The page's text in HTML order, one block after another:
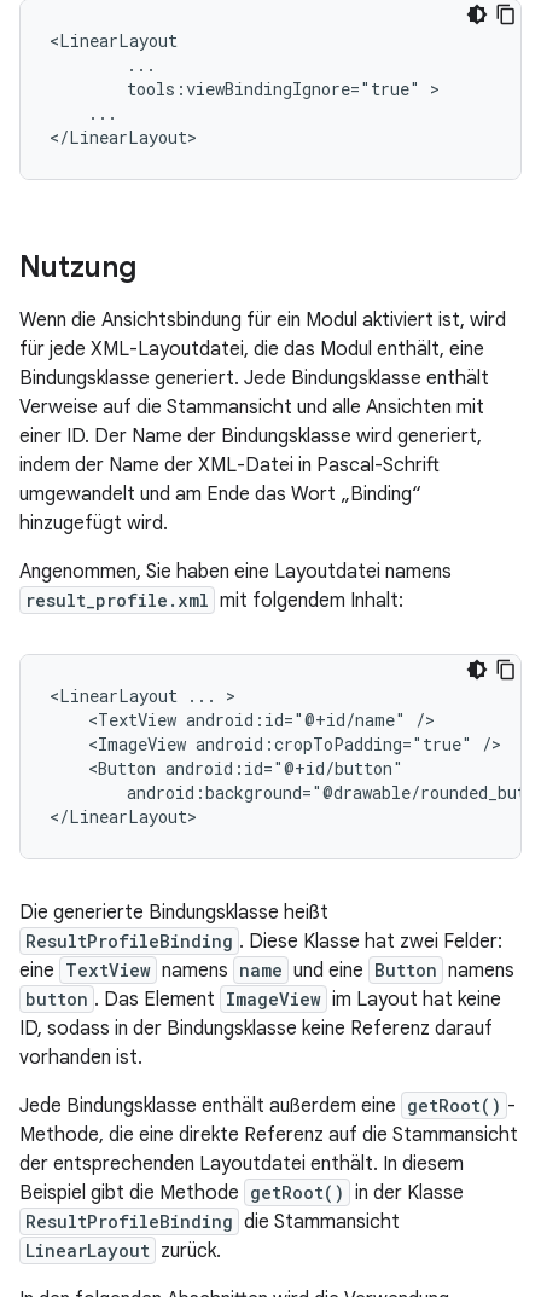
tools:viewBindingIgnore="true"
...
Nutzung
Wenn die Ansichtsbindung für ein Modul aktiviert ist, wird
für jede XML-Layoutdatei, die das Modul enthält, eine
Bindungsklasse generiert. Jede Bindungsklasse enthält
Verweise auf die Stammansicht und alle Ansichten mit
einer ID. Der Name der Bindungsklasse wird generiert,
indem der Name der XML-Datei in Pascal-Schrift
umgewandelt und am Ende das Wort „Binding“
hinzugefügt wird.
Angenommen, Sie haben eine Layoutdatei namens
result_profile.xml mit folgendem Inhalt:
<LinearLayout ...
<TextView android:id="@+id/name"
<ImageView android:cropToPadding="true"
<Button
android:background="@drawable/
Die generierte Bindungsklasse heißt
ResultProfileBinding . Diese Klasse hat zwei Felder:
eine TextView namens name und eine Button namens
button . Das Element ImageView im Layout hat keine
ID, sodass in der Bindungsklasse keine Referenz darauf
vorhanden ist.
Jede Bindungsklasse enthält außerdem eine getRoot() -
Methode, die eine direkte Referenz auf die Stammansicht
der entsprechenden Layoutdatei enthält. In diesem
Beispiel gibt die Methode getRoot() in der Klasse
ResultProfileBinding die Stammansicht
LinearLayout zurück.